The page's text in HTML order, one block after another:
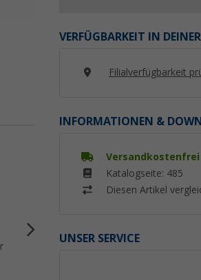
VERFÜGBARKEIT IN
Filialverfügbarkeit
INFORMATIONEN &
Versandkostenfrei
Katalogseite: 485
Diesen Artikel
UNSER SERVICE